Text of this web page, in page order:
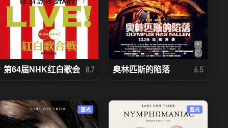
第64届NHK红白歌会 8.7 奥林匹斯的陷落 6.5
蓝光 蓝光